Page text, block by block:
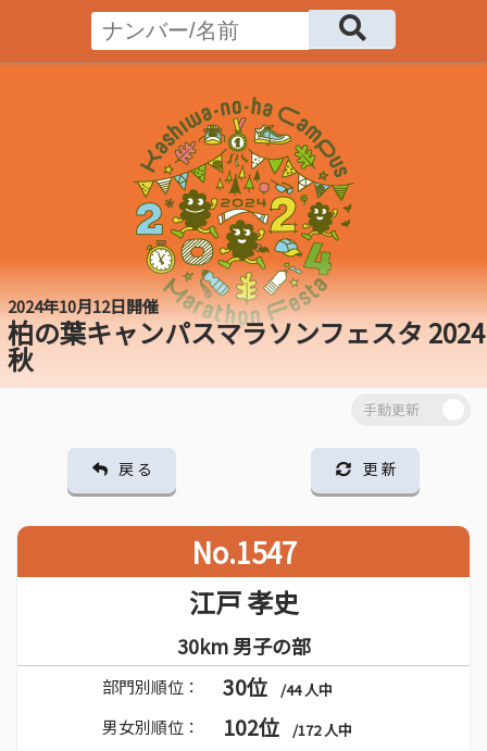
2024年10月12日開催
柏の葉キャンパスマラソンフェスタ 2024
秋
戻 る 更 新
No.1547
江戸 孝史
30km 男子の部
部門別順位： 30位 /44 人中
男女別順位： 102位 /172 人中